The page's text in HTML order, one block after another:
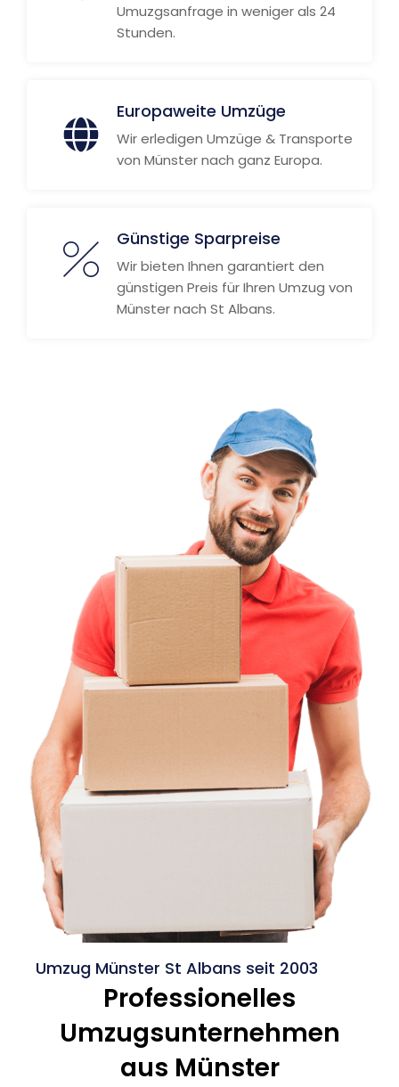
Umuzgsanfrage in weniger als 24
Stunden.
Europaweite Umzüge
Wir erledigen Umzüge & Transporte
von Münster nach ganz Europa.
Günstige Sparpreise
Wir bieten Ihnen garantiert den
günstigen Preis für Ihren Umzug von
Münster nach St Albans.
Umzug Münster St Albans seit 2003
Professionelles
Umzugsunternehmen
aus Münster